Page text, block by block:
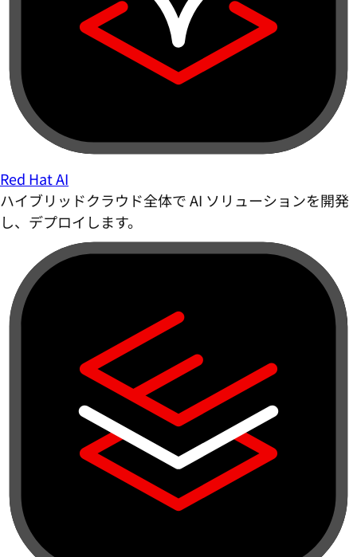
Red Hat AI
ハイブリッドクラウド全体で AI ソリューションを開発
し、デプロイします。